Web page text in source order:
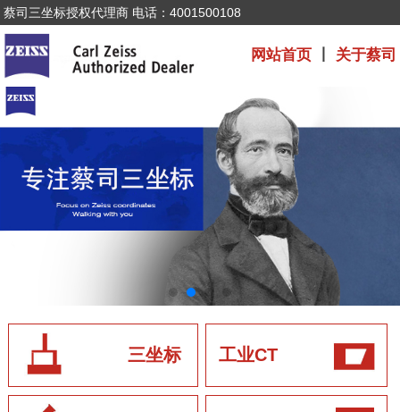
蔡司三坐标授权代理商 电话：4001500108
网站首页丨 关于蔡司
三坐标 工业CT